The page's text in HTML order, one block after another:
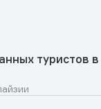
туристов в